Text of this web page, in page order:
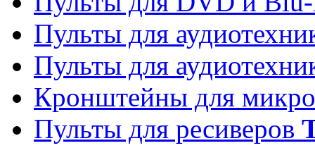
Пульты для
Пульты для
Кронштейны для
Пульты для ресиверов